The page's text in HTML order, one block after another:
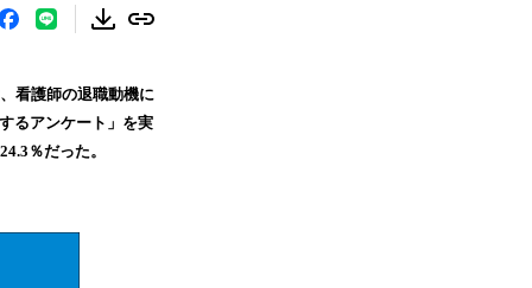
看護師の退職動機に
るアンケート」を実
％だった。